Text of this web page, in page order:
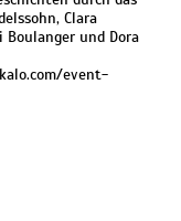
Clara
und Dora
event-